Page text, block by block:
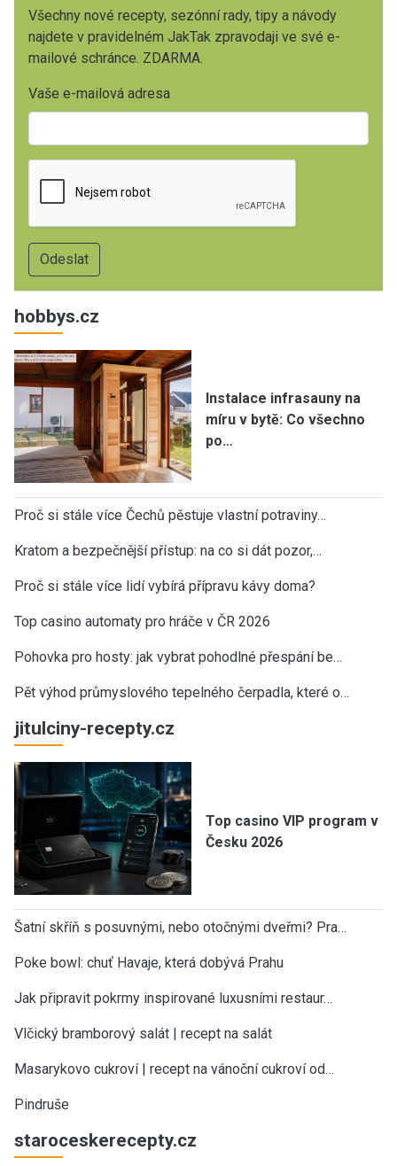
Všechny nové recepty, sezónní rady, tipy a návody
najdete v pravidelném JakTak zpravodaji ve své e-
mailové schránce. ZDARMA.
Vaše e-mailová adresa
hobbys.cz
Instalace infrasauny na
míru v bytě: Co všechno
po…
Proč si stále více Čechů pěstuje vlastní potraviny…
Kratom a bezpečnější přístup: na co si dát pozor,…
Proč si stále více lidí vybírá přípravu kávy doma?
Top casino automaty pro hráče v ČR 2026
Pohovka pro hosty: jak vybrat pohodlné přespání be…
Pět výhod průmyslového tepelného čerpadla, které o…
jitulciny-recepty.cz
Top casino VIP program v
Česku 2026
Šatní skříň s posuvnými, nebo otočnými dveřmi? Pra…
Poke bowl: chuť Havaje, která dobývá Prahu
Jak připravit pokrmy inspirované luxusními restaur…
Vlčický bramborový salát | recept na salát
Masarykovo cukroví | recept na vánoční cukroví od…
Pindruše
staroceskerecepty.cz